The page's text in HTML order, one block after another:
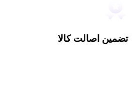
تضمین اصالت کالا